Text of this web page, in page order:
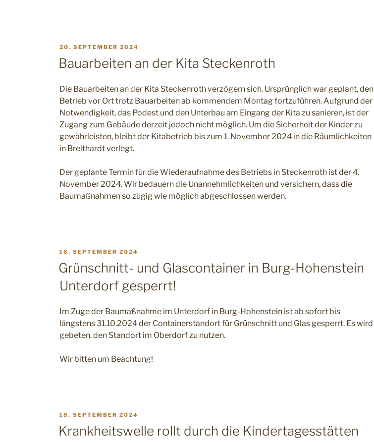
VERÖFFENTLICHT
AM
20. SEPTEMBER 2024
Bauarbeiten an der Kita Steckenroth
Die Bauarbeiten an der Kita Steckenroth verzögern sich. Ursprünglich war geplant, den
Betrieb vor Ort trotz Bauarbeiten ab kommendem Montag fortzuführen. Aufgrund der
Notwendigkeit, das Podest und den Unterbau am Eingang der Kita zu sanieren, ist der
Zugang zum Gebäude derzeit jedoch nicht möglich. Um die Sicherheit der Kinder zu
gewährleisten, bleibt der Kitabetrieb bis zum 1. November 2024 in die Räumlichkeiten
in Breithardt verlegt.
Der geplante Termin für die Wiederaufnahme des Betriebs in Steckenroth ist der 4.
November 2024. Wir bedauern die Unannehmlichkeiten und versichern, dass die
Baumaßnahmen so zügig wie möglich abgeschlossen werden.
VERÖFFENTLICHT
AM
18. SEPTEMBER 2024
Grünschnitt- und Glascontainer in Burg-Hohenstein
Unterdorf gesperrt!
Im Zuge der Baumaßnahme im Unterdorf in Burg-Hohenstein ist ab sofort bis
längstens 31.10.2024 der Containerstandort für Grünschnitt und Glas gesperrt. Es wird
gebeten, den Standort im Oberdorf zu nutzen.
Wir bitten um Beachtung!
VERÖFFENTLICHT
AM
18. SEPTEMBER 2024
Krankheitswelle rollt durch die Kindertagesstätten